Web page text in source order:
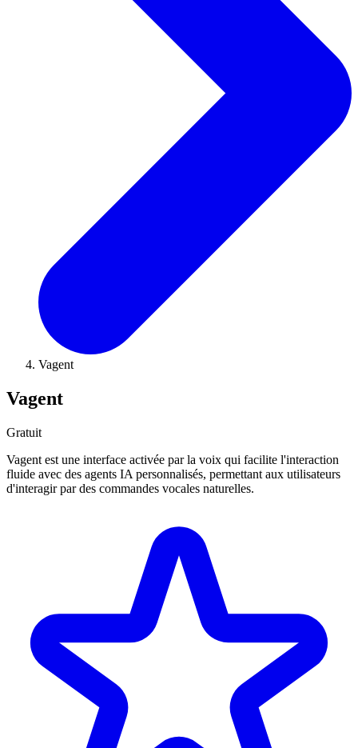
Vagent
Vagent
Gratuit
Vagent est une interface activée par la voix qui facilite l'interaction
fluide avec des agents IA personnalisés, permettant aux utilisateurs
d'interagir par des commandes vocales naturelles.